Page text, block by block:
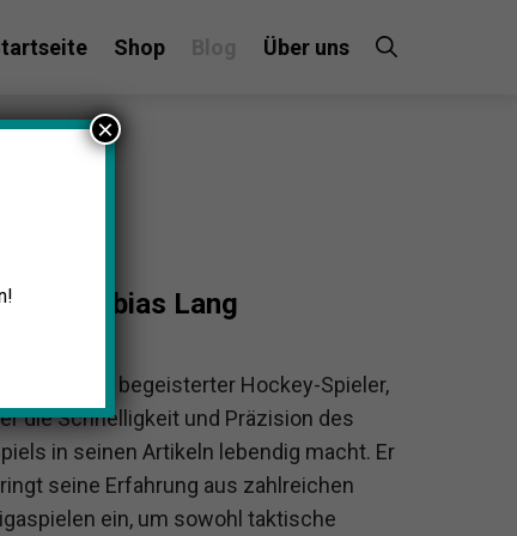
Shop Über uns
Tobias Lang
Tobias ist ein begeisterter Hockey-Spieler,
die Schnelligkeit und Präzision des
in seinen Artikeln lebendig macht. Er
seine Erfahrung aus zahlreichen
ein, um sowohl taktische
×